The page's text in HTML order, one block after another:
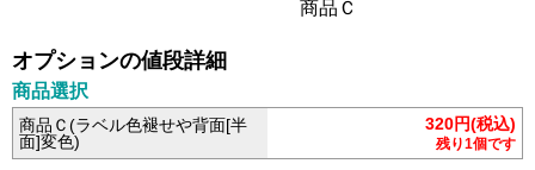
商品Ｃ
オプションの値段詳細
商品選択
商品Ｃ(ラベル色褪せや背面[半
面]変色)
320円(税込)
残り1個です